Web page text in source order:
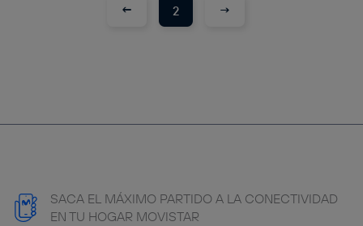
← 2 →
SACA EL MÁXIMO PARTIDO A LA CONECTIVIDAD
EN TU HOGAR MOVISTAR